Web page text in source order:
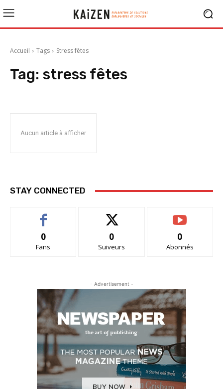
Accueil Tags Stress fêtes
Tag: stress fêtes
Aucun article à afficher
STAY CONNECTED
0
Fans
0
Suiveurs
0
Abonnés
- Advertisement -